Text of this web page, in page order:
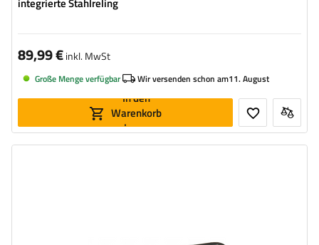
89,99 €inkl. MwSt
Große Menge verfügbar Wir versenden schon am11. August
In den
Warenkorb
legen